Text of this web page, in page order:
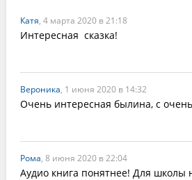
Катя, 4 марта 2020 в 21:18
Интересная  сказка!
Вероника, 1 июня 2020 в 14:32
Очень интересная былина, с
Рома, 8 июня 2020 в 22:04
Аудио книга понятнее! Для школы